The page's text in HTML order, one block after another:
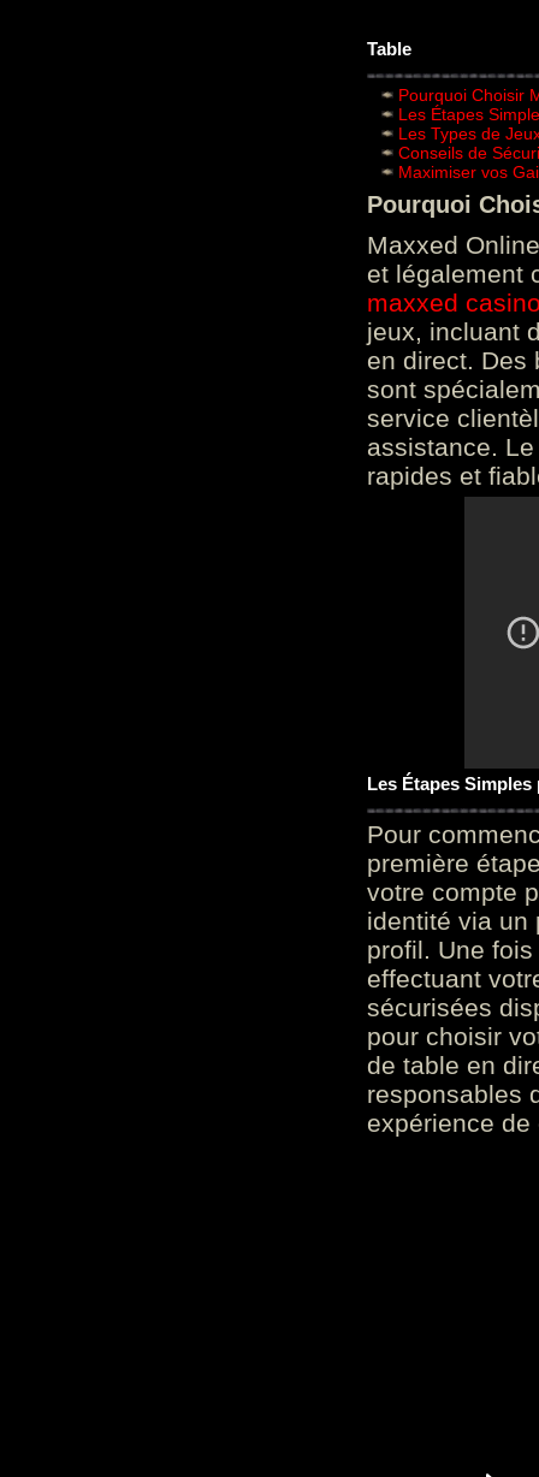
Table
Pourquoi Choisir
Les Étapes
Les Types de
Conseils de
Maximiser vos
Pourquoi
Maxxed
et légalement
maxxed
jeux, incluant
en direct. Des
sont
service
assistance.
rapides et
Les Étapes
Pour
première
votre compte
identité via un
profil. Une
effectuant
sécurisées
pour choisir
de table en
responsables
expérience